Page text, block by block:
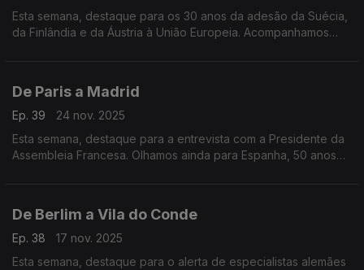
Esta semana, destaque para os 30 anos da adesão da Suécia,
da Finlândia e da Áustria à União Europeia. Acompanhamos
De Paris a Madrid
Ep. 39
24 nov. 2025
Esta semana, destaque para a entrevista com a Presidente da
Assembleia Francesa. Olhamos ainda para Espanha, 50 anos
De Berlim a Vila do Conde
Ep. 38
17 nov. 2025
Esta semana, destaque para o alerta de especialistas alemães